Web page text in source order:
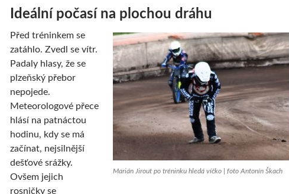
Ideální počasí na plochou dráhu
Marián Jirout po tréninku hledá víčko | foto Antonín Škach
Před tréninkem se
zatáhlo. Zvedl se vítr.
Padaly hlasy, že se
plzeňský přebor
nepojede.
Meteorologové přece
hlásí na patnáctou
hodinu, kdy se má
začínat, nejsilnější
dešťové srážky.
Ovšem jejich
rosničky se